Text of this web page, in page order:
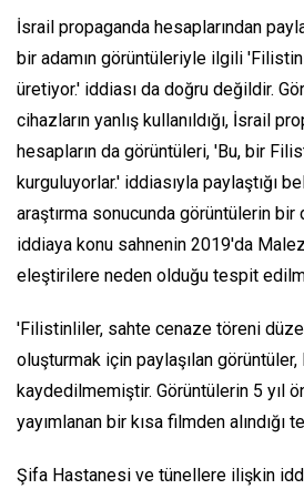
İsrail propaganda hesaplarından
bir adamın görüntüleriyle ilgili
üretiyor.' iddiası da doğru değildir.
cihazların yanlış kullanıldığı, İsrail
hesapların da görüntüleri, 'Bu, bir
kurguluyorlar.' iddiasıyla paylaştığı
araştırma sonucunda görüntülerin bir
iddiaya konu sahnenin 2019'da
eleştirilere neden olduğu tespit
'Filistinliler, sahte cenaze töreni
oluşturmak için paylaşılan
kaydedilmemiştir. Görüntülerin 5 yıl
yayımlanan bir kısa filmden alındığı
Şifa Hastanesi ve tünellere ilişkin